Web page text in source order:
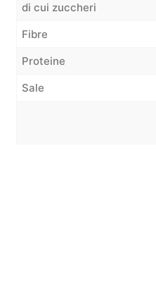
di cui zuccheri
Fibre
Proteine
Sale